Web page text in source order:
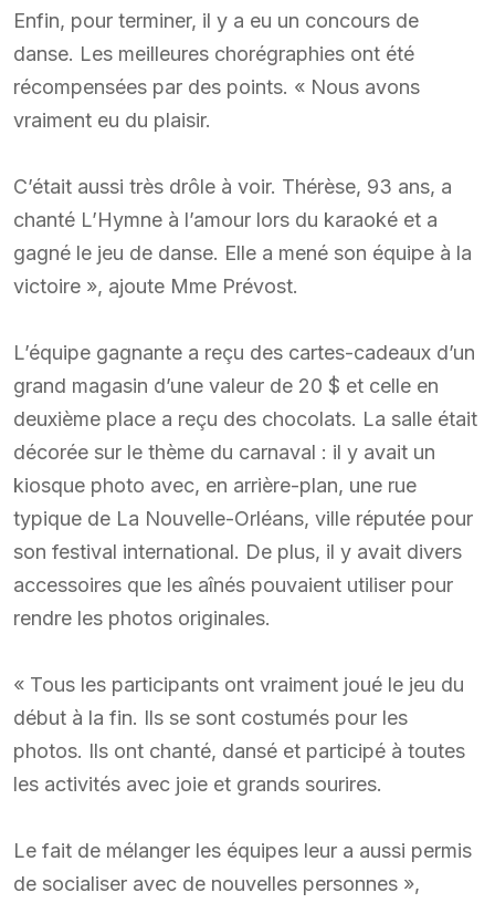
Enfin, pour terminer, il y a eu un concours de
danse. Les meilleures chorégraphies ont été
récompensées par des points. « Nous avons
vraiment eu du plaisir.
C’était aussi très drôle à voir. Thérèse, 93 ans, a
chanté L’Hymne à l’amour lors du karaoké et a
gagné le jeu de danse. Elle a mené son équipe à la
victoire », ajoute Mme Prévost.
L’équipe gagnante a reçu des cartes-cadeaux d’un
grand magasin d’une valeur de 20 $ et celle en
deuxième place a reçu des chocolats. La salle était
décorée sur le thème du carnaval : il y avait un
kiosque photo avec, en arrière-plan, une rue
typique de La Nouvelle-Orléans, ville réputée pour
son festival international. De plus, il y avait divers
accessoires que les aînés pouvaient utiliser pour
rendre les photos originales.
« Tous les participants ont vraiment joué le jeu du
début à la fin. Ils se sont costumés pour les
photos. Ils ont chanté, dansé et participé à toutes
les activités avec joie et grands sourires.
Le fait de mélanger les équipes leur a aussi permis
de socialiser avec de nouvelles personnes »,